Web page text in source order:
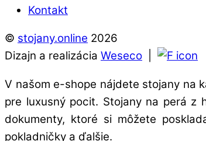
Kontakt
© stojany.online 2026
Dizajn a realizácia Weseco
V našom e-shope nájdete stojany na
pre luxusný pocit. Stojany na perá z
dokumenty, ktoré si môžete
pokladničky a ďalšie.